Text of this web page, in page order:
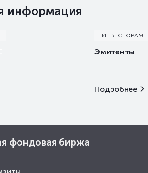
информация
ИНВЕСТОРАМ
Эмитенты
Подробнее
фондовая биржа